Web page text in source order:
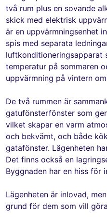
två rum plus en sovande
skick med elektrisk
är en uppvärmningsenhet
spis med separata
luftkonditioneringsapparat
temperatur på sommaren
uppvärmning på vintern
De två rummen är
gatufönsterfönster som
vilket skapar en varm
och bekvämt, och både
gatafönster. Lägenheten
Det finns också en
Byggnaden har en hiss för
Lägenheten är inlovad,
grund för dem som vill